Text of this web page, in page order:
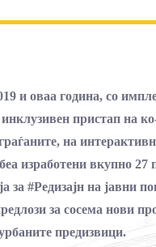
и оваа година, со
пристап на
на
изработени вкупно 27
за #Редизајн на јавни
за сосема нови
предизвици.